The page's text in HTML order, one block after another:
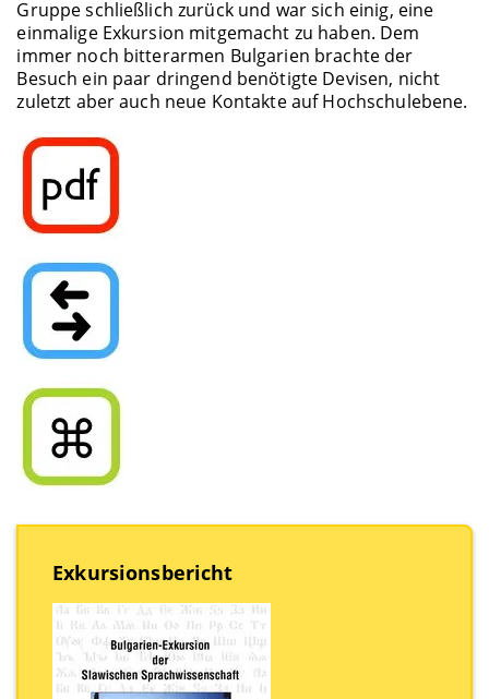
Gruppe schließlich zurück und war sich einig, eine
einmalige Exkursion mitgemacht zu haben. Dem
immer noch bitterarmen Bulgarien brachte der
Besuch ein paar dringend benötigte Devisen, nicht
zuletzt aber auch neue Kontakte auf Hochschulebene.
Exkursionsbericht